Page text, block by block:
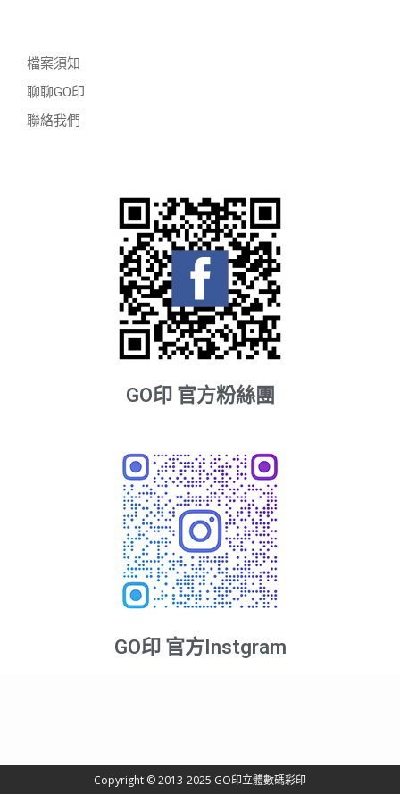
檔案須知
聊聊GO印
聯絡我們
GO印 官方粉絲團
GO印 官方Instgram
Copyright © 2013-2025 GO印立體數碼彩印